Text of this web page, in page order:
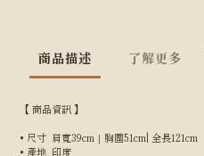
商品描述 了解更多
【 商品資訊 】
• 尺寸 肩寬39cm｜胸圍51cm| 全長121cm
• 產地 印度